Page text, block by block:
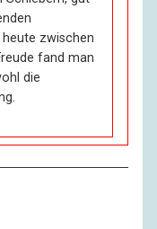
heute zwischen
fand man
die